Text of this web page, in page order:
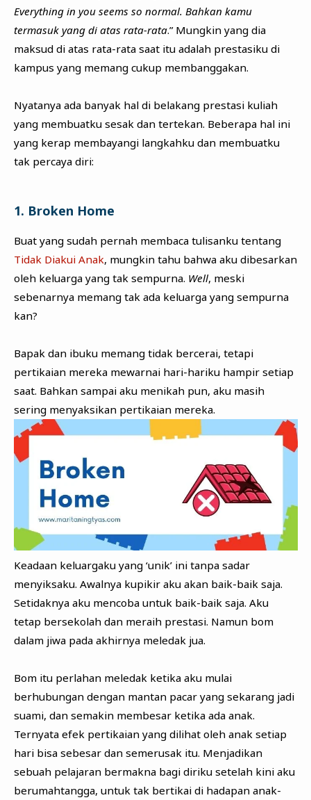
Everything in you seems so normal. Bahkan kamu
termasuk yang di atas rata-rata.” Mungkin yang dia
maksud di atas rata-rata saat itu adalah prestasiku di
kampus yang memang cukup membanggakan.
Nyatanya ada banyak hal di belakang prestasi kuliah
yang membuatku sesak dan tertekan. Beberapa hal ini
yang kerap membayangi langkahku dan membuatku
tak percaya diri:
1. Broken Home
Buat yang sudah pernah membaca tulisanku tentang
Tidak Diakui Anak, mungkin tahu bahwa aku dibesarkan
oleh keluarga yang tak sempurna. Well, meski
sebenarnya memang tak ada keluarga yang sempurna
kan?
Bapak dan ibuku memang tidak bercerai, tetapi
pertikaian mereka mewarnai hari-hariku hampir setiap
saat. Bahkan sampai aku menikah pun, aku masih
sering menyaksikan pertikaian mereka.
Keadaan keluargaku yang ‘unik’ ini tanpa sadar
menyiksaku. Awalnya kupikir aku akan baik-baik saja.
Setidaknya aku mencoba untuk baik-baik saja. Aku
tetap bersekolah dan meraih prestasi. Namun bom
dalam jiwa pada akhirnya meledak jua.
Bom itu perlahan meledak ketika aku mulai
berhubungan dengan mantan pacar yang sekarang jadi
suami, dan semakin membesar ketika ada anak.
Ternyata efek pertikaian yang dilihat oleh anak setiap
hari bisa sebesar dan semerusak itu. Menjadikan
sebuah pelajaran bermakna bagi diriku setelah kini aku
berumahtangga, untuk tak bertikai di hadapan anak-